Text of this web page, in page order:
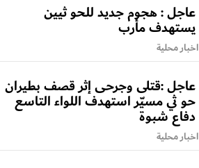
عاجل : هجوم جديد للحو ثيين
يستهدف مأرب
اخبار محلية
عاجل :قتلى وجرحى إثر قصف بطيران
حو ثي مسيّر استهدف اللواء التاسع
دفاع شبوة
اخبار محلية